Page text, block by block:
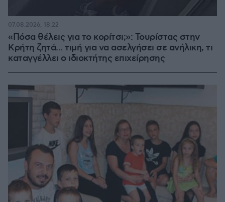
«Πόσα θέλεις για το κορίτσι;»: Τουρίστας στην
Κρήτη ζητά... τιμή για να ασελγήσει σε ανήλικη, τι
καταγγέλλει ο ιδιοκτήτης επιχείρησης
07.08.2026, 18:22